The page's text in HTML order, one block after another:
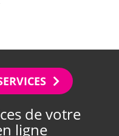
de votre
ligne